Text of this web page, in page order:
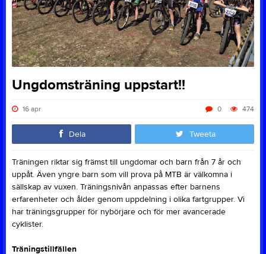
Ungdomsträning uppstart!!
16 apr 474
0
Dela Tweeta
Träningen riktar sig främst till ungdomar och barn från 7 år och
uppåt. Även yngre barn som vill prova på MTB är välkomna i
sällskap av vuxen. Träningsnivån anpassas efter barnens
erfarenheter och ålder genom uppdelning i olika fartgrupper. Vi
har träningsgrupper för nybörjare och för mer avancerade
cyklister.
Träningstillfällen